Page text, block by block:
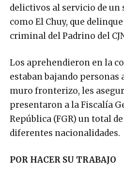
delictivos al servicio de
como El Chuy, que
criminal del Padrino del
Los aprehendieron en la
estaban bajando personas
muro fronterizo, les
presentaron a la Fiscalía
República (FGR) un total
diferentes nacionalidades.
POR HACER SU TRABAJO